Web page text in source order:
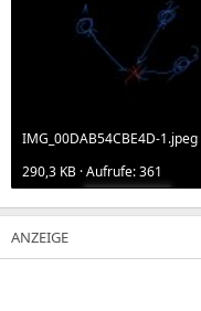
IMG_00DAB54CBE4D-1.jpeg
290,3 KB · Aufrufe: 361